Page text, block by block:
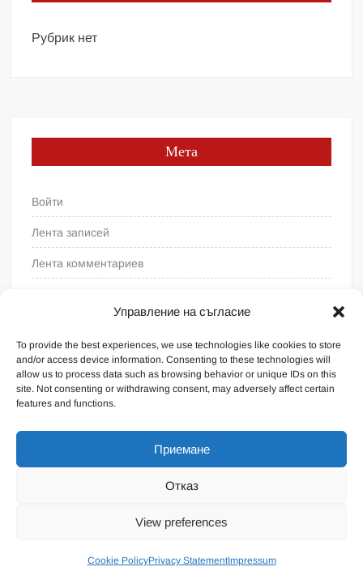
Управление на съгласие
To provide the best experiences, we use technologies like cookies to store
and/or access device information. Consenting to these technologies will
allow us to process data such as browsing behavior or unique IDs on this
site. Not consenting or withdrawing consent, may adversely affect certain
features and functions.
Приемане
Отказ
View preferences
Cookie PolicyPrivacy StatementImpressum
Рубрик нет
Мета
Войти
Лента записей
Лента комментариев
На платформе WordPress |Тема FreeNews
Общие условия